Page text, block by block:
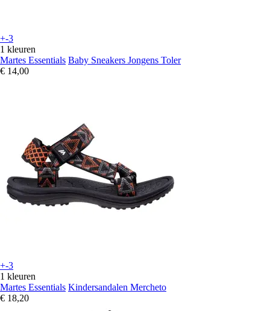
+-3
1 kleuren
Martes Essentials Baby Sneakers Jongens Toler
€ 14,00
+-3
1 kleuren
Martes Essentials Kindersandalen Mercheto
€ 18,20